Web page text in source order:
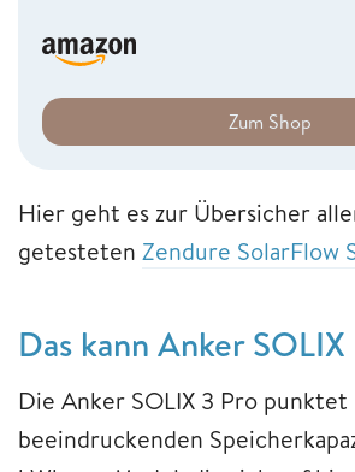
Zum Shop
Hier geht es zur Übersicher
getesteten Zendure SolarFlow
Das kann Anker SOLIX
Die Anker SOLIX 3 Pro
beeindruckenden